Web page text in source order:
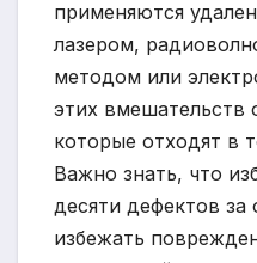
применяются
лазером,
методом или
этих вмешательств
которые отходят в
Важно знать, что
десяти дефектов за
избежать